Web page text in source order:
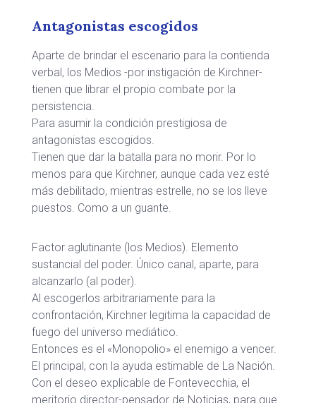
Antagonistas escogidos
Aparte de brindar el escenario para la contienda
verbal, los Medios -por instigación de Kirchner-
tienen que librar el propio combate por la
persistencia.
Para asumir la condición prestigiosa de
antagonistas escogidos.
Tienen que dar la batalla para no morir. Por lo
menos para que Kirchner, aunque cada vez esté
más debilitado, mientras estrelle, no se los lleve
puestos. Como a un guante.
Factor aglutinante (los Medios). Elemento
sustancial del poder. Único canal, aparte, para
alcanzarlo (al poder).
Al escogerlos arbitrariamente para la
confrontación, Kirchner legitima la capacidad de
fuego del universo mediático.
Entonces es el «Monopolio» el enemigo a vencer.
El principal, con la ayuda estimable de La Nación.
Con el deseo explicable de Fontevecchia, el
meritorio director-pensador de Noticias, para que